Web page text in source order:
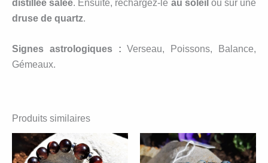
distillée salée. Ensuite, rechargez-le au soleil ou sur une
druse de quartz.
Signes astrologiques : Verseau, Poissons, Balance,
Gémeaux.
Produits similaires